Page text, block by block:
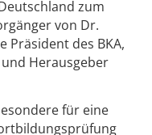
zum
von Dr.
Präsident des BKA,
Herausgeber
für eine